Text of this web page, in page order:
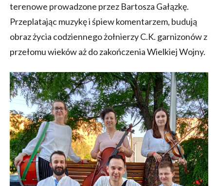
terenowe prowadzone przez Bartosza Gałązkę.
Przeplatając muzykę i śpiew komentarzem, budują
obraz życia codziennego żołnierzy C.K. garnizonów z
przełomu wieków aż do zakończenia Wielkiej Wojny.